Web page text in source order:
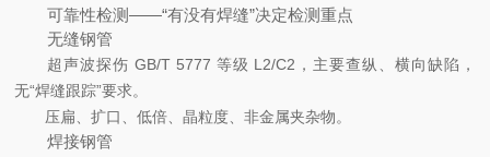
可靠性检测——“有没有焊缝”决定检测重点
无缝钢管
超声波探伤 GB/T 5777 等级 L2/C2，主要查纵、横向缺陷，
无“焊缝跟踪”要求。
压扁、扩口、低倍、晶粒度、非金属夹杂物。
焊接钢管